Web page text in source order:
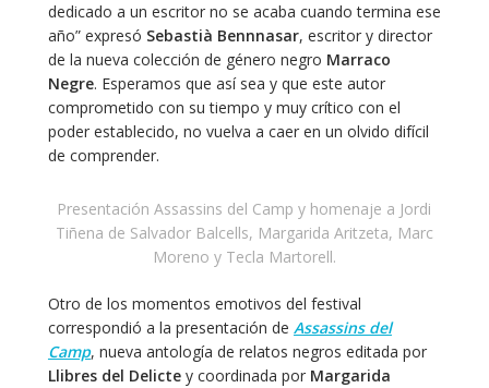
dedicado a un escritor no se acaba cuando termina ese
año” expresó Sebastià Bennnasar, escritor y director
de la nueva colección de género negro Marraco
Negre. Esperamos que así sea y que este autor
comprometido con su tiempo y muy crítico con el
poder establecido, no vuelva a caer en un olvido difícil
de comprender.
Presentación Assassins del Camp y homenaje a Jordi
Tiñena de Salvador Balcells, Margarida Aritzeta, Marc
Moreno y Tecla Martorell.
Otro de los momentos emotivos del festival
correspondió a la presentación de Assassins del
Camp, nueva antología de relatos negros editada por
Llibres del Delictey coordinada por Margarida